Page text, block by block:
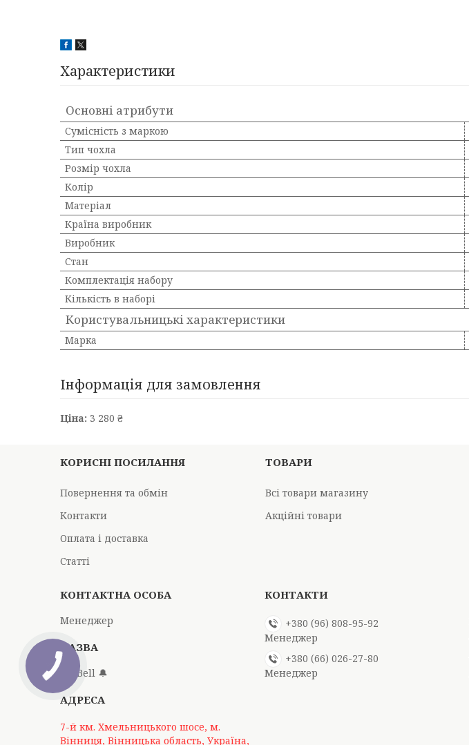
Характеристики
Основні атрибути
Сумісність з маркою
Тип чохла
Розмір чохла
Колір
Матеріал
Країна виробник
Виробник
Стан
Комплектація набору
Кількість в наборі
Користувальницькі характеристики
Марка
Інформація для замовлення
Ціна: 3 280 ₴
КОРИСНІ ПОСИЛАННЯ
Повернення та обмін
Контакти
Оплата і доставка
Статті
ТОВАРИ
Всі товари магазину
Акційні товари
Менеджер
Mr Bell 🔔
7-й км. Хмельницького шосе, м.
Вінниця, Вінницька область, Україна,
+380 (96) 808-95-92
Менеджер
+380 (66) 026-27-80
Менеджер